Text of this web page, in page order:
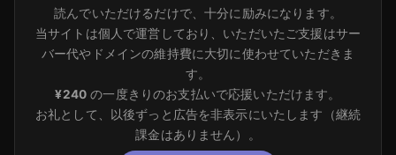
読んでいただけるだけで、十分に励みになります。
当サイトは個人で運営しており、いただいたご支援はサー
バー代やドメインの維持費に大切に使わせていただきま
す。
¥240 の一度きりのお支払いで応援いただけます。
お礼として、以後ずっと広告を非表示にいたします（継続
課金はありません）。